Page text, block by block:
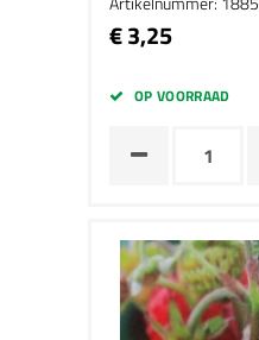
€ 3,25
OP VOORRAAD